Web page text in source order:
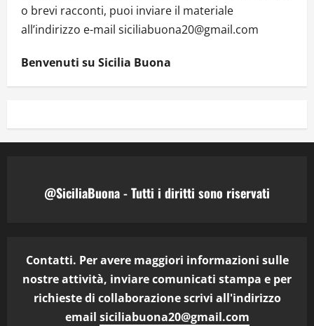
o brevi racconti, puoi inviare il materiale
all’indirizzo e-mail siciliabuona20@gmail.com
Benvenuti su Sicilia Buona
@SiciliaBuona - Tutti i diritti sono riservati
Contatti. Per avere maggiori informazioni sulle
nostre attività, inviare comunicati stampa e per
richieste di collaborazione scrivi all'indirizzo
email siciliabuona20@gmail.com